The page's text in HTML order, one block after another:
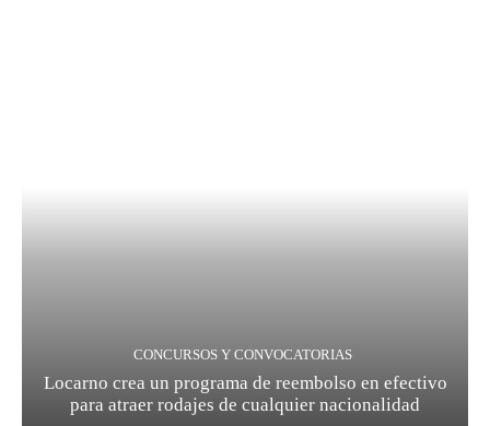
CONCURSOS Y CONVOCATORIAS
Locarno crea un programa de reembolso en efectivo
para atraer rodajes de cualquier nacionalidad